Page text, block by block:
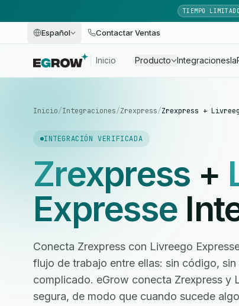
TIEMPO LIMITADO
Español Contactar Ventas
Inicio Producto IntegracionesIa
Inicio/Integraciones/Zrexpress/Zrexpress +
INTEGRACIÓN VERIFICADA
Zrexpress +
Expresse
Conecta Zrexpress con Livreego
flujo de trabajo entre ellas: sin código,
complicado. eGrow conecta Zrexpress y
segura, de modo que cuando sucede